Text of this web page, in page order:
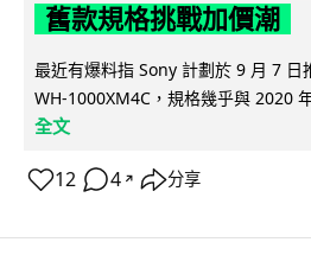
舊款規格挑戰加價潮
最近有爆料指 Sony 計劃於 9 月 7 日
WH-1000XM4C，規格幾乎與 2020
全文
12 4 ↗ 分享